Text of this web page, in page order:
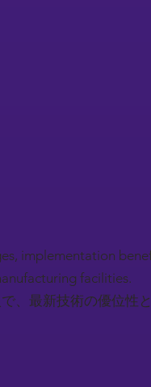
implementation
facilities.
、最新技術の優位性